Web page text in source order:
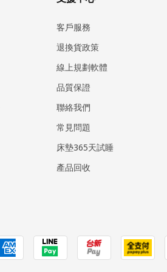
客戶服務
退換貨政策
線上規劃軟體
品質保證
聯絡我們
常見問題
床墊365天試睡
產品回收